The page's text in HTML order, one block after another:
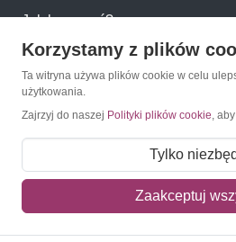
Jak kupować?
Newsletter
Konto
Moje zamówienia
Korzystamy z plików
Ta witryna używa plików cookie w celu
użytkowania.
Zajrzyj do naszej Polityki plików cookie,
Tylko
Zaakceptuj